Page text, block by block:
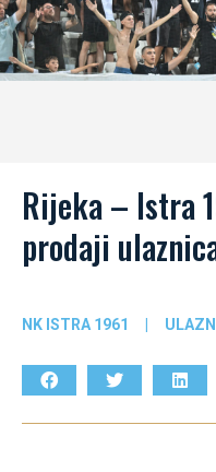
Rijeka – Istra
prodaji
NK ISTRA 1961 |